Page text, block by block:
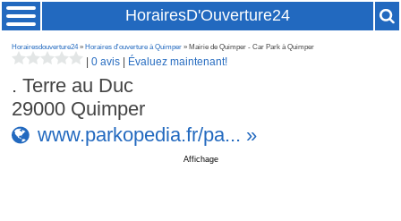
HorairesD'Ouverture24
Horairesdouverture24» Horaires d'ouverture à Quimper » Mairie de Quimper - Car Park à Quimper
|0 avis Évaluez maintenant!
. Terre au Duc
29000 Quimper
www.parkopedia.fr/pa... »
Affichage